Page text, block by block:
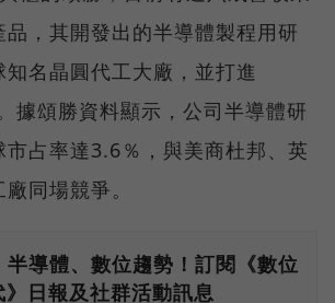
品，其開發出的半導體製程用研
名晶圓代工大廠，並打進
據頌勝資料顯示，公司半導體研
市占率達3.6％，與美商杜邦、英
同場競爭。
導體、數位趨勢！訂閱《數位
》日報及社群活動訊息